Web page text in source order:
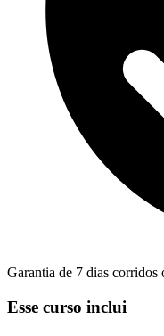
Garantia de 7 dias corridos
Esse curso inclui